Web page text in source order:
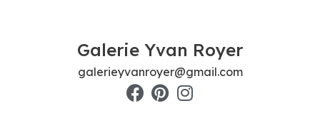
Galerie Yvan Royer
galerieyvanroyer@gmail.com